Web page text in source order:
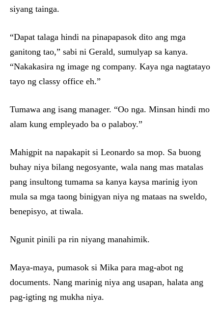
siyang tainga.
“Dapat talaga hindi na pinapapasok dito ang mga
ganitong tao,” sabi ni Gerald, sumulyap sa kanya.
“Nakakasira ng image ng company. Kaya nga nagtatayo
tayo ng classy office eh.”
Tumawa ang isang manager. “Oo nga. Minsan hindi mo
alam kung empleyado ba o palaboy.”
Mahigpit na napakapit si Leonardo sa mop. Sa buong
buhay niya bilang negosyante, wala nang mas matalas
pang insultong tumama sa kanya kaysa marinig iyon
mula sa mga taong binigyan niya ng mataas na sweldo,
benepisyo, at tiwala.
Ngunit pinili pa rin niyang manahimik.
Maya-maya, pumasok si Mika para mag-abot ng
documents. Nang marinig niya ang usapan, halata ang
pag-igting ng mukha niya.